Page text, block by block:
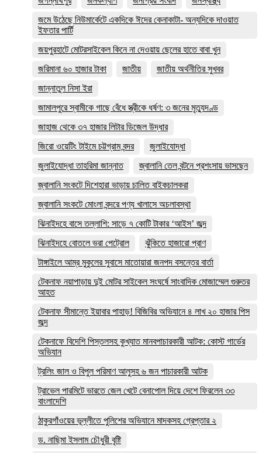
জমে উঠেছে নিউমার্কেটে একদিকে ঈদের কেনাকাটা- অন্যদিকে দাওয়াত
ইফতার পার্টি
জয়পুরহাটে মোটরসাইকেল কিনে না দেওয়ায় ছেলের হাতে বাবা খুন
জরিমানা ৬০ হাজার টাকা
জাতীয়
জাতীয় অর্থনীতির সুখবর
জান্নাতুল নিসা ইরা
জামালপুরে স্বামীকে গাছে বেঁধে স্ত্রীকে ধর্ষণ: ৩ জনের মৃত্যুদণ্ড
জাহাজ থেকে ৩৭ হাজার লিটার ডিজেল উদ্ধার
জিরো ওয়েটিং টাইমে চট্টগ্রাম বন্দর
জুলাইযোদ্ধা
জুলাইযোদ্ধা তাহরিমা জান্নাত
জ্বালানি তেল বন্টনে প্রশংসায় ভাসছেন
জ্বালানি সংকটে দিশেহারা ভাড়ায় চালিত বাইকচালকরা
জ্বালানি সংকটে মোংলা বন্দরে পণ্য খালাসে অচলাবস্থা
ঝিনাইদহে বাসে তল্লাশি: সাড়ে ৭ কোটি টাকার ‘আইস’ জব্দ
ঝিনাইদহে বোতলে ভরা পেট্রোল
ঝুঁকিতে হাজারো প্রাণ
টাঙ্গাইলে আম্র মুকুলের সুবাসে মাতোয়ারা জনপদ বসন্তের বার্তা
টেকনাফ নয়াপাড়ায় দুই মোটর সাইকেল সংঘর্ষে সাংবাদিক মোজাম্মেল গুরুতর
আহত
টেকনাফ সীমান্তে ইয়াবার পাহাড়! বিজিবির অভিযানে ৪ লাখ ২০ হাজার পিস
জব্দ
টেকনাফে বিদেশি পিস্তলসহ কুখ্যাত মানবপাচারকারী আটক: কোস্ট গার্ডের
অভিযান
ট্রলিং জাল ও বিপুল পরিমাণ আলুসহ ৬ জন পাচারকারী আটক
ট্রাভেল পারমিটে ভারতে জেল খেটে বেনাপোল দিয়ে দেশে ফিরলেন ৩৩
বাংলাদেশি
ঠাকুরগাঁওয়ের ভূল্লীতে পুলিশের অভিযানে মাদকসহ গ্রেপ্তার ২
ড. নাছিমা ইসলাম চৌধুরী বৃষ্টি